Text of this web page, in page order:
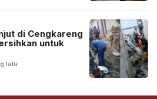
lalu
di Cengkareng
untuk